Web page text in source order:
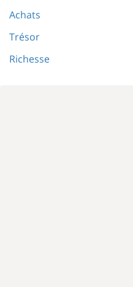
Achats
Trésor
Richesse